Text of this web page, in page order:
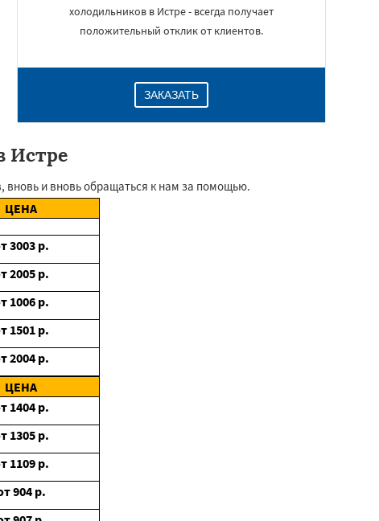
холодильников в Истре - всегда получает
положительный отклик от клиентов.
ЗАКАЗАТЬ
Истре
вновь и вновь обращаться к нам за помощью.
ЦЕНА
3003 р.
2005 р.
1006 р.
1501 р.
2004 р.
ЦЕНА
1404 р.
1305 р.
1109 р.
904 р.